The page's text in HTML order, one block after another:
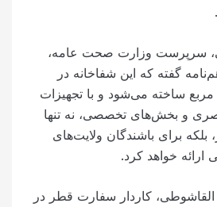
سرپرست وزارت صحت عامه،
گفته که این شفاخانه در
متر مربع ساخته می‌شود و با تجهیزات
و بخش‌های تخصصی، نه تنها
بلکه برای باشندگان ولایت‌های
خواهد کرد.
کاردار سفارت قطر در